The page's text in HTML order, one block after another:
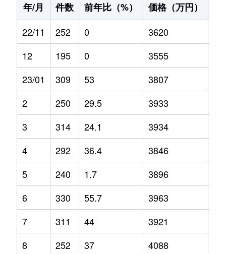
年/月
件数 前年比（%） 価格（万円）
22/11
252 0 3620
12
195 0 3555
23/01
309 53 3807
2
250 29.5 3933
3
314 24.1 3934
4
292 36.4 3846
5
240 1.7 3896
6
330 55.7 3963
7
311 44 3921
8
252 37 4088